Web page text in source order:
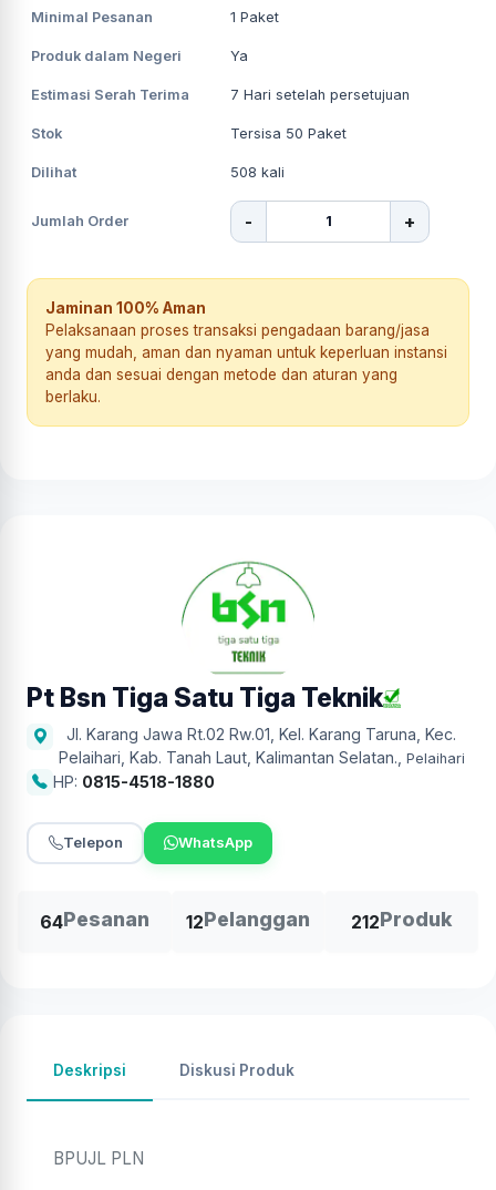
Minimal Pesanan 1 Paket
Produk dalam Negeri Ya
Estimasi Serah Terima 7 Hari setelah persetujuan
Stok Tersisa 50 Paket
Dilihat 508 kali
Jumlah Order - +
Jaminan 100% Aman
Pelaksanaan proses transaksi pengadaan barang/jasa
yang mudah, aman dan nyaman untuk keperluan instansi
anda dan sesuai dengan metode dan aturan yang
berlaku.
Pt Bsn Tiga Satu Tiga Teknik
Jl. Karang Jawa Rt.02 Rw.01, Kel. Karang Taruna, Kec.
Pelaihari, Kab. Tanah Laut, Kalimantan Selatan. Pelaihari
HP: 0815-4518-1880
Telepon WhatsApp
64Pesanan 12Pelanggan 212Produk
Deskripsi Diskusi Produk
BPUJL PLN